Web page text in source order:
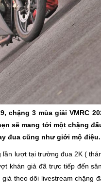
chặng 3 mùa giải VMRC
sẽ mang tới một chặng
đua cũng như giới mộ điệu.
lượt tại trường đua 2K (
khán giả đã trực tiếp đến
theo dõi livestream chặng